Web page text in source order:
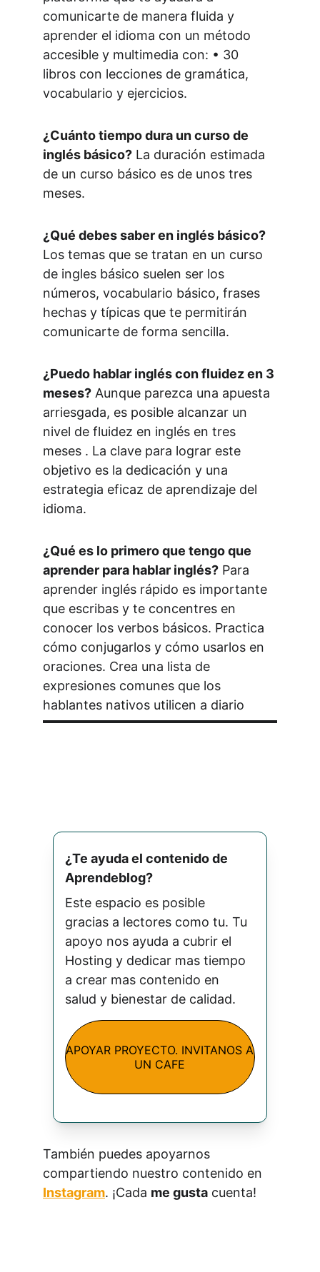
comunicarte de manera fluida y
aprender el idioma con un método
accesible y multimedia con: • 30
libros con lecciones de gramática,
vocabulario y ejercicios.
¿Cuánto tiempo dura un curso de
inglés básico? La duración estimada
de un curso básico es de unos tres
meses.
¿Qué debes saber en inglés básico?
Los temas que se tratan en un curso
de ingles básico suelen ser los
números, vocabulario básico, frases
hechas y típicas que te permitirán
comunicarte de forma sencilla.
¿Puedo hablar inglés con fluidez en 3
meses? Aunque parezca una apuesta
arriesgada, es posible alcanzar un
nivel de fluidez en inglés en tres
meses . La clave para lograr este
objetivo es la dedicación y una
estrategia eficaz de aprendizaje del
idioma.
¿Qué es lo primero que tengo que
aprender para hablar inglés? Para
aprender inglés rápido es importante
que escribas y te concentres en
conocer los verbos básicos. Practica
cómo conjugarlos y cómo usarlos en
oraciones. Crea una lista de
expresiones comunes que los
hablantes nativos utilicen a diario
¿Te ayuda el contenido de
Aprendeblog?
Este espacio es posible
gracias a lectores como tu. Tu
apoyo nos ayuda a cubrir el
Hosting y dedicar mas tiempo
a crear mas contenido en
salud y bienestar de calidad.
También puedes apoyarnos
compartiendo nuestro contenido en
Instagram. ¡Cada me gusta cuenta!
APOYAR PROYECTO. INVITANOS A
UN CAFE